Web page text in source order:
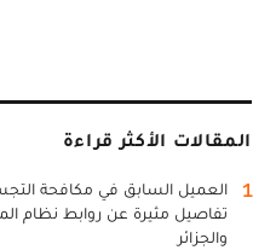
المقالات الأكثر قراءة
1
العميل السابق في مكافحة
تفاصيل مثيرة عن روابط نظام
والجزائر